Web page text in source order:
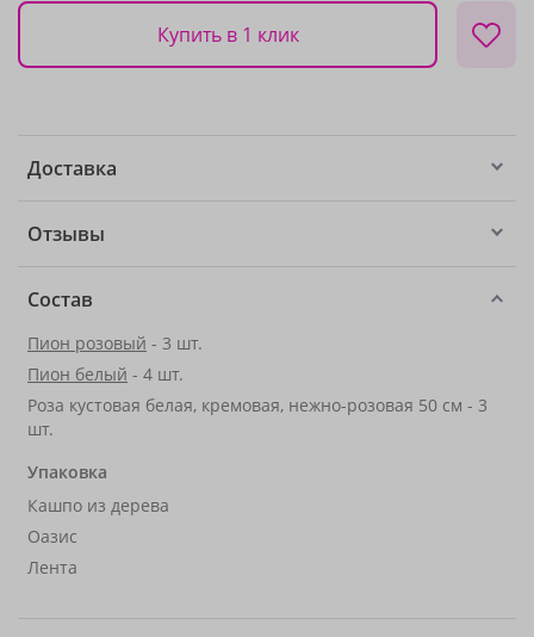
Купить в 1 клик
Доставка
Отзывы
Состав
Пион розовый - 3 шт.
Пион белый - 4 шт.
Роза кустовая белая, кремовая, нежно-розовая 50 см - 3
шт.
Упаковка
Кашпо из дерева
Оазис
Лента